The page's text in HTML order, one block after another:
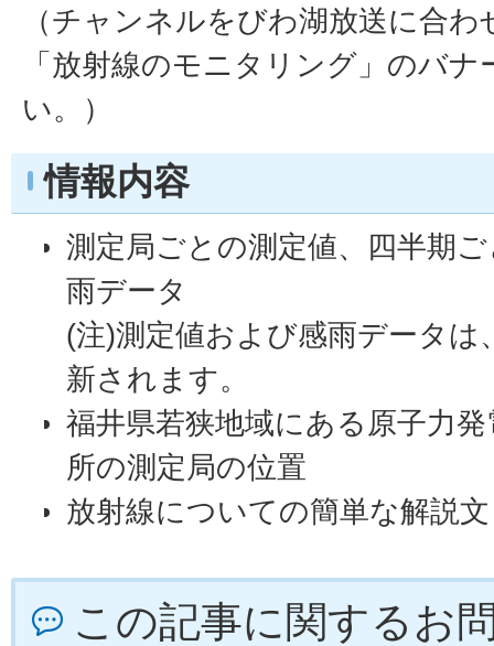
（チャンネルをびわ湖放送に合
「放射線のモニタリング」のバ
い。）
情報内容
測定局ごとの測定値、四半期
雨データ
(注)測定値および感雨データは
新されます。
福井県若狭地域にある原子力
所の測定局の位置
放射線についての簡単な解説文
この記事に関するお